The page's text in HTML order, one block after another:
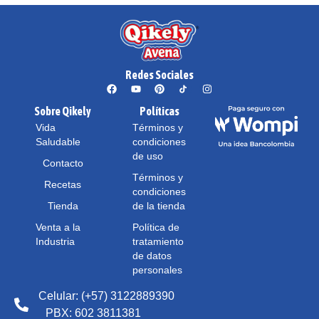
Redes Sociales
Sobre Qikely
Vida
Saludable
Contacto
Recetas
Tienda
Venta a la
Industria
Políticas
Términos y
condiciones
de uso
Términos y
condiciones
de la tienda
Política de
tratamiento
de datos
personales
Celular: (+57) 3122889390
PBX: 602 3811381